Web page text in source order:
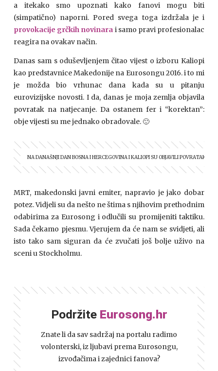
a itekako smo upoznati kako fanovi mogu biti
(simpatično) naporni. Pored svega toga izdržala je i
provokacije grčkih novinara i samo pravi profesionalac
reagira na ovakav način.
Danas sam s oduševljenjem čitao vijest o izboru Kaliopi
kao predstavnice Makedonije na Eurosongu 2016. i to mi
je možda bio vrhunac dana kada su u pitanju
eurovizijske novosti. I da, danas je moja zemlja objavila
povratak na natjecanje. Da ostanem fer i “korektan”:
obje vijesti su me jednako obradovale. 🙂
NA DANAŠNJI DAN BOSNA I HERCEGOVINA I KALIOPI SU OBJAVILI POVRATAK NA
MRT, makedonski javni emiter, napravio je jako dobar
potez. Vidjeli su da nešto ne štima s njihovim prethodnim
odabirima za Eurosong i odlučili su promijeniti taktiku.
Sada čekamo pjesmu. Vjerujem da će nam se svidjeti, ali
isto tako sam siguran da će zvučati još bolje uživo na
sceni u Stockholmu.
Podržite Eurosong.hr
Znate li da sav sadržaj na portalu radimo
volonterski, iz ljubavi prema Eurosongu,
izvođačima i zajednici fanova?